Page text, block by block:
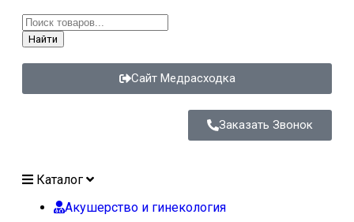
Найти
Сайт Медрасходка
Заказать Звонок
Каталог
Акушерство и гинекология